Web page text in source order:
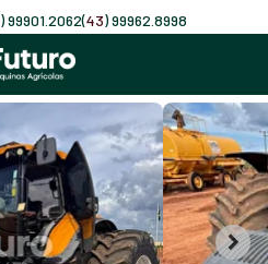
) 99901.2062(43) 99962.8998